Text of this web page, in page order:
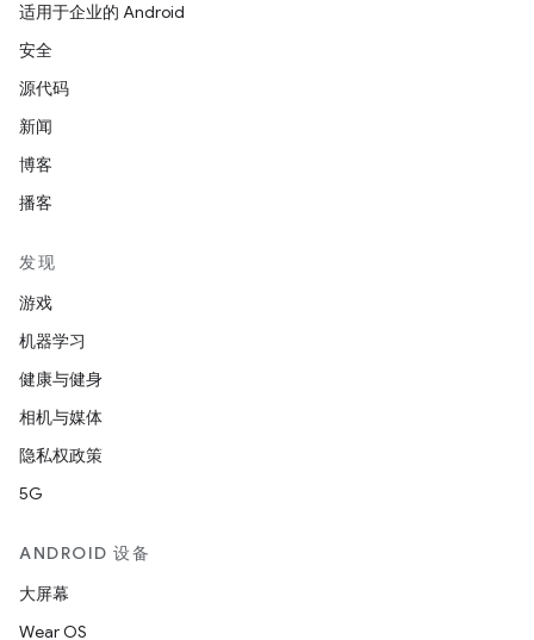
适用于企业的 Android
安全
源代码
新闻
博客
播客
发现
游戏
机器学习
健康与健身
相机与媒体
隐私权政策
5G
ANDROID 设备
大屏幕
Wear OS